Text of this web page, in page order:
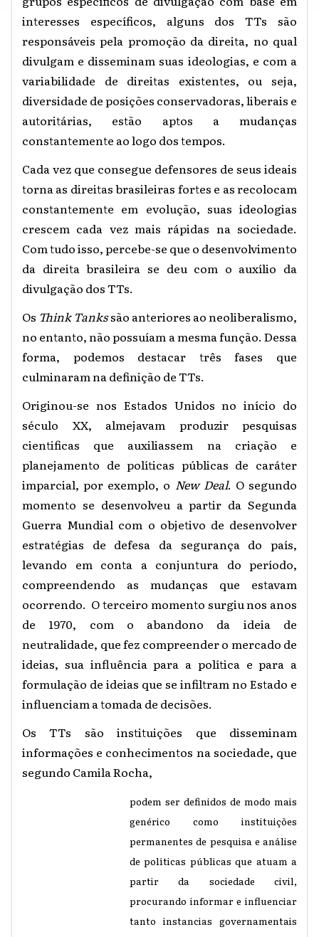
interesses específicos, alguns dos TTs são
responsáveis pela promoção da direita, no qual
divulgam e disseminam suas ideologias, e com a
variabilidade de direitas existentes, ou seja,
diversidade de posições conservadoras, liberais e
autoritárias, estão aptos a mudanças
constantemente ao logo dos tempos.
Cada vez que consegue defensores de seus ideais
torna as direitas brasileiras fortes e as recolocam
constantemente em evolução, suas ideologias
crescem cada vez mais rápidas na sociedade.
Com tudo isso, percebe-se que o desenvolvimento
da direita brasileira se deu com o auxílio da
divulgação dos TTs.
Os Think Tankssão anteriores ao neoliberalismo,
no entanto, não possuíam a mesma função. Dessa
forma, podemos destacar três fases que
culminaram na definição de TTs.
Originou-se nos Estados Unidos no início do
século XX, almejavam produzir pesquisas
cientificas que auxiliassem na criação e
planejamento de políticas públicas de caráter
imparcial, por exemplo, o New Deal. O segundo
momento se desenvolveu a partir da Segunda
Guerra Mundial com o objetivo de desenvolver
estratégias de defesa da segurança do país,
levando em conta a conjuntura do período,
compreendendo as mudanças que estavam
ocorrendo. O terceiro momento surgiu nos anos
de 1970, com o abandono da ideia de
neutralidade, que fez compreender o mercado de
ideias, sua influência para a política e para a
formulação de ideias que se infiltram no Estado e
influenciam a tomada de decisões.
Os TTs são instituições que disseminam
informações e conhecimentos na sociedade, que
segundo Camila Rocha,
podem ser definidos de modo mais
genérico como instituições
permanentes de pesquisa e análise
de políticas públicas que atuam a
partir da sociedade civil,
procurando informar e influenciar
tanto instancias governamentais